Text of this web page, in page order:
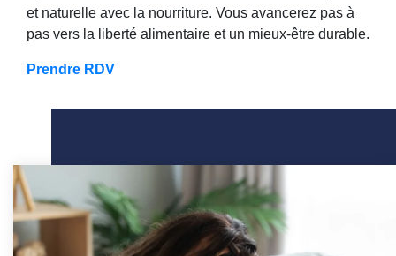
et naturelle avec la nourriture. Vous avancerez pas à
pas vers la liberté alimentaire et un mieux-être durable.
Prendre RDV